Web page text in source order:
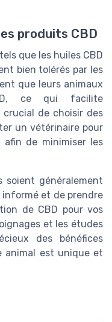
produits CBD
que les huiles CBD
bien tolérés par les
que leurs animaux
ce qui facilite
crucial de choisir des
un vétérinaire pour
afin de minimiser les
soient généralement
et de prendre
de CBD pour vos
et les études
des bénéfices
animal est unique et